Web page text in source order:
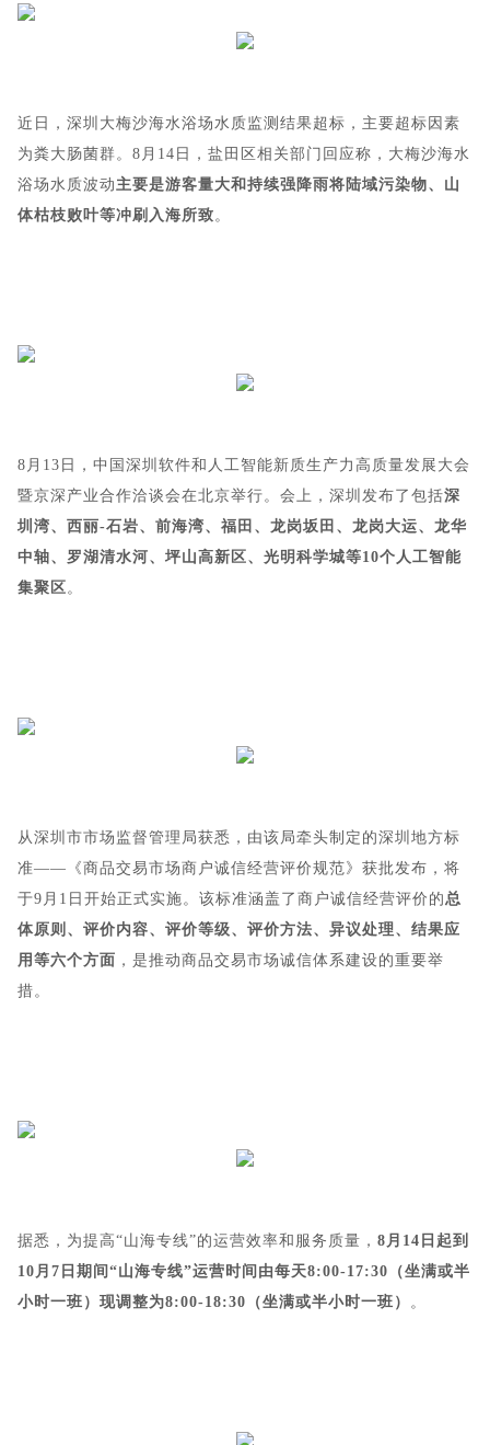
近日，深圳大梅沙海水浴场水质监测结果超标，主要超标因素
为粪大肠菌群。8月14日，盐田区相关部门回应称，大梅沙海水
浴场水质波动主要是游客量大和持续强降雨将陆域污染物、山
体枯枝败叶等冲刷入海所致。
8月13日，中国深圳软件和人工智能新质生产力高质量发展大会
暨京深产业合作洽谈会在北京举行。会上，深圳发布了包括深
圳湾、西丽-石岩、前海湾、福田、龙岗坂田、龙岗大运、龙华
中轴、罗湖清水河、坪山高新区、光明科学城等10个人工智能
集聚区。
从深圳市市场监督管理局获悉，由该局牵头制定的深圳地方标
准——《商品交易市场商户诚信经营评价规范》获批发布，将
于9月1日开始正式实施。该标准涵盖了商户诚信经营评价的总
体原则、评价内容、评价等级、评价方法、异议处理、结果应
用等六个方面 ，是推动商品交易市场诚信体系建设的重要举
措。
据悉，为提高“山海专线”的运营效率和服务质量， 8月14日起到
10月7日期间“山海专线”运营时间由每天8:00-17:30（坐满或半
小时一班）现调整为8:00-18:30（坐满或半小时一班） 。